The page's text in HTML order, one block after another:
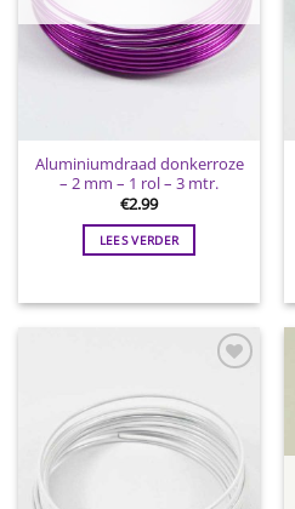
Aluminiumdraad donkerroze
– 2 mm – 1 rol – 3 mtr.
€2.99
LEES VERDER
wenslijst